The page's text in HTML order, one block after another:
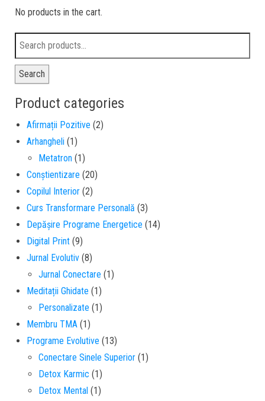
No products in the cart.
Search
Product categories
Afirmații Pozitive (2)
Arhangheli (1)
Metatron (1)
Conștientizare (20)
Copilul Interior (2)
Curs Transformare Personală (3)
Depășire Programe Energetice (14)
Digital Print (9)
Jurnal Evolutiv (8)
Jurnal Conectare (1)
Meditații Ghidate (1)
Personalizate (1)
Membru TMA (1)
Programe Evolutive (13)
Conectare Sinele Superior (1)
Detox Karmic (1)
Detox Mental (1)